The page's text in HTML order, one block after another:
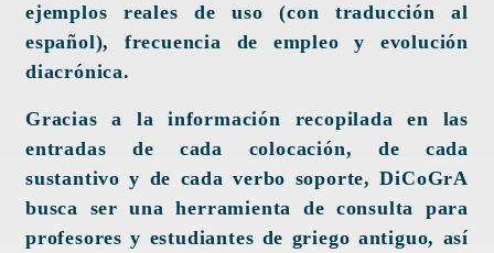
ejemplos reales de uso (con traducción al
español), frecuencia de empleo y evolución
diacrónica.
Gracias a la información recopilada en las
entradas de cada colocación, de cada
sustantivo y de cada verbo soporte, DiCoGrA
busca ser una herramienta de consulta para
profesores y estudiantes de griego antiguo, así